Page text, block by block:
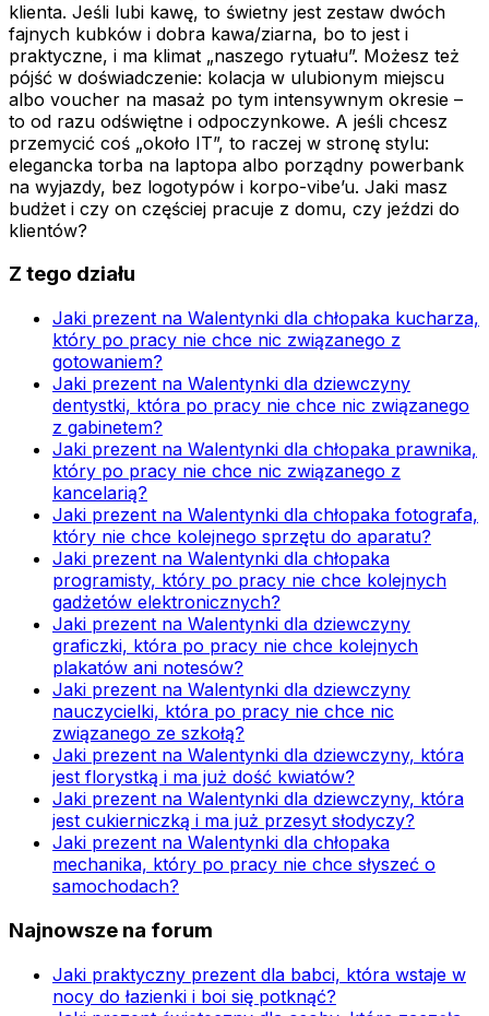
klienta. Jeśli lubi kawę, to świetny jest zestaw dwóch
fajnych kubków i dobra kawa/ziarna, bo to jest i
praktyczne, i ma klimat „naszego rytuału”. Możesz też
pójść w doświadczenie: kolacja w ulubionym miejscu
albo voucher na masaż po tym intensywnym okresie –
to od razu odświętne i odpoczynkowe. A jeśli chcesz
przemycić coś „około IT”, to raczej w stronę stylu:
elegancka torba na laptopa albo porządny powerbank
na wyjazdy, bez logotypów i korpo-vibe’u. Jaki masz
budżet i czy on częściej pracuje z domu, czy jeździ do
klientów?
Z tego działu
Jaki prezent na Walentynki dla chłopaka kucharza,
który po pracy nie chce nic związanego z
gotowaniem?
Jaki prezent na Walentynki dla dziewczyny
dentystki, która po pracy nie chce nic związanego
z gabinetem?
Jaki prezent na Walentynki dla chłopaka prawnika,
który po pracy nie chce nic związanego z
kancelarią?
Jaki prezent na Walentynki dla chłopaka fotografa,
który nie chce kolejnego sprzętu do aparatu?
Jaki prezent na Walentynki dla chłopaka
programisty, który po pracy nie chce kolejnych
gadżetów elektronicznych?
Jaki prezent na Walentynki dla dziewczyny
graficzki, która po pracy nie chce kolejnych
plakatów ani notesów?
Jaki prezent na Walentynki dla dziewczyny
nauczycielki, która po pracy nie chce nic
związanego ze szkołą?
Jaki prezent na Walentynki dla dziewczyny, która
jest florystką i ma już dość kwiatów?
Jaki prezent na Walentynki dla dziewczyny, która
jest cukierniczką i ma już przesyt słodyczy?
Jaki prezent na Walentynki dla chłopaka
mechanika, który po pracy nie chce słyszeć o
samochodach?
Najnowsze na forum
Jaki praktyczny prezent dla babci, która wstaje w
nocy do łazienki i boi się potknąć?